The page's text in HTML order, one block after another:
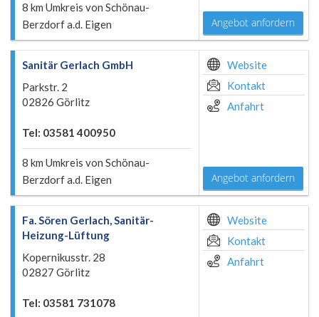
8 km Umkreis von Schönau-
Berzdorf a.d. Eigen
Angebot anfordern
Sanitär Gerlach GmbH
Parkstr. 2
02826 Görlitz
Tel: 03581 400950
8 km Umkreis von Schönau-
Berzdorf a.d. Eigen
Website
Kontakt
Anfahrt
Angebot anfordern
Fa. Sören Gerlach, Sanitär-
Heizung-Lüftung
Kopernikusstr. 28
02827 Görlitz
Tel: 03581 731078
Website
Kontakt
Anfahrt